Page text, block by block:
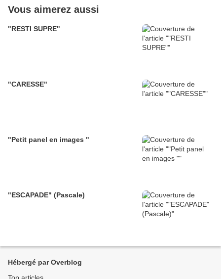
Vous aimerez aussi
"RESTI SUPRE"
"CARESSE"
"Petit panel en images "
"ESCAPADE" (Pascale)
Hébergé par Overblog